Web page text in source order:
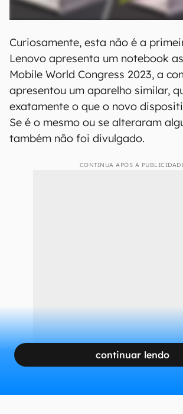
Curiosamente, esta não é a
Lenovo apresenta um notebook
Mobile World Congress 2023, a
apresentou um aparelho similar,
exatamente o que o novo
Se é o mesmo ou se alteraram
também não foi divulgado.
CONTINUA APÓS A
continuar lendo